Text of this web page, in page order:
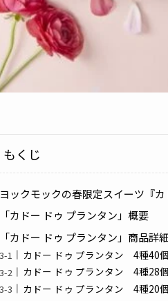
もくじ
ヨックモックの春限定スイーツ『
「カドー ドゥ プランタン」概要
「カドー ドゥ プランタン」商品詳
カドー ドゥ プランタン 4種40
カドー ドゥ プランタン 4種28
カドー ドゥ プランタン 4種20